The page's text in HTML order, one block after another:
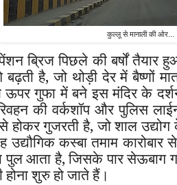
कुल्लू से मानाली की ओर...
ब्रिज पिछले की बर्षों तैयार
है, जो थोड़ी देर में बैष्णों
ऊपर गुफा में बने इस मंदिर के
की वर्कशॉप और पुलिस
होकर गुजरती है, जो शाल उद्योग
उद्यौगिक कस्बा तमाम
आता है, जिसके पार सेऊबाग
होना शुरु हो जाते हैं।